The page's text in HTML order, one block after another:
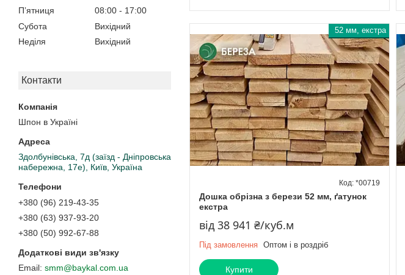
Пʼятниця
08:00
17:00
Субота
Вихідний
Неділя
Вихідний
Контакти
Шпон в Україні
Здолбунівська, 7д (заїзд - Дніпровська
набережна, 17е), Київ, Україна
+380 (96) 219-43-35
+380 (63) 937-93-20
+380 (50) 992-67-88
smm@baykal.com.ua
52 мм, екстра
Дошка обрізна з берези 52 мм, ґатунок
екстра
*00719
від 38 941 ₴/куб.м
Під замовлення Оптом і в роздріб
Купити